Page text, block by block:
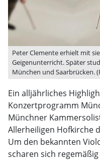
Peter Clemente erhielt mit
Geigenunterricht. Später
München und Saarbrücken.
Ein alljährliches
Konzertprogramm
Münchner
Allerheiligen Hofkirche
Um den bekannten
scharen sich